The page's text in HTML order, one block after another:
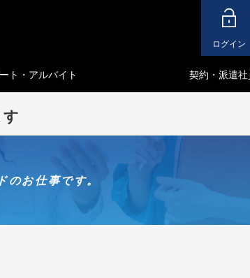
ログイン
ト・アルバイト 契約・派遣
お仕事です。